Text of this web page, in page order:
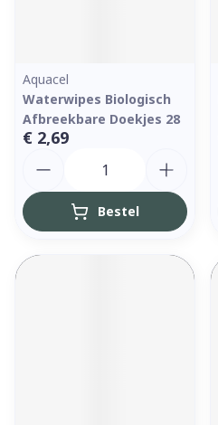
Aquacel
Waterwipes Biologisch
Afbreekbare Doekjes 28
€ 2,69
Bestel